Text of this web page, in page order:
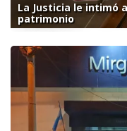
La Justicia le intimó
patrimonio